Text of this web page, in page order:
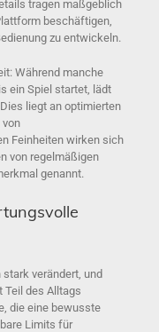
tragen maßgeblich
beschäftigen,
zu entwickeln.
Während manche
ein Spiel startet, lädt
liegt an optimierten
von
Feinheiten wirken sich
von regelmäßigen
genannt.
verändert, und
Teil des Alltags
die eine bewusste
Limits für